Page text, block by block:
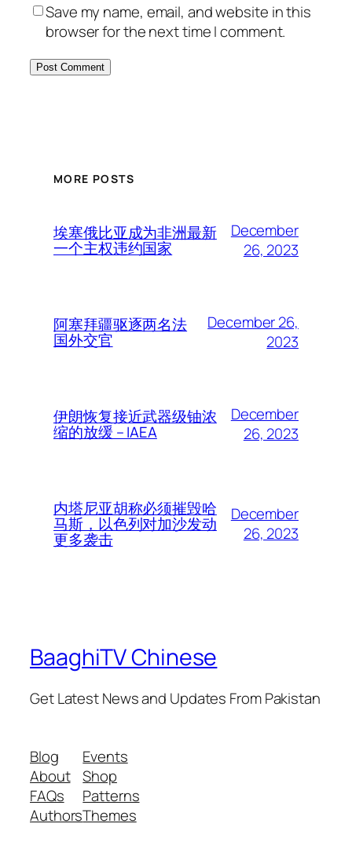
Save my name, email, and website in this
browser for the next time I comment.
MORE POSTS
埃塞俄比亚成为非洲最新
一个主权违约国家
December
26, 2023
阿塞拜疆驱逐两名法
国外交官
December 26,
2023
伊朗恢复接近武器级铀浓
缩的放缓 – IAEA
December
26, 2023
内塔尼亚胡称必须摧毁哈
马斯，以色列对加沙发动
更多袭击
December
26, 2023
BaaghiTV Chinese
Get Latest News and Updates From Pakistan
Blog
About
FAQs
Authors
Events
Shop
Patterns
Themes